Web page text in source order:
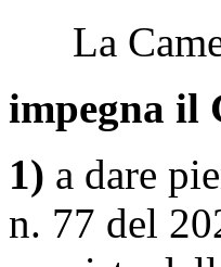
La
impegna il
1) a dare
n. 77 del